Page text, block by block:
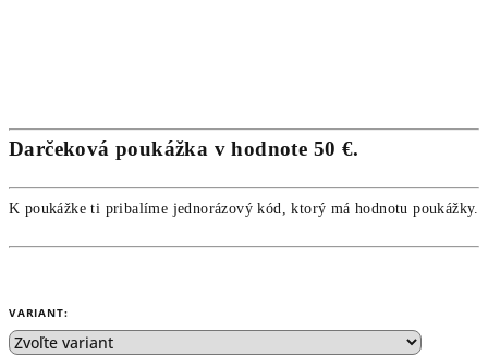
Darčeková poukážka v hodnote 50 €.
K poukážke ti pribalíme jednorázový kód, ktorý má hodnotu poukážky.
VARIANT: